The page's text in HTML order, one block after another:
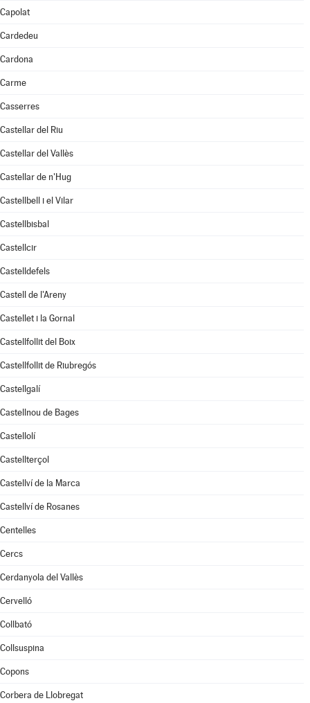
Capolat
Cardedeu
Cardona
Carme
Casserres
Castellar del Riu
Castellar del Vallès
Castellar de n'Hug
Castellbell i el Vilar
Castellbisbal
Castellcir
Castelldefels
Castell de l'Areny
Castellet i la Gornal
Castellfollit del Boix
Castellfollit de Riubregós
Castellgalí
Castellnou de Bages
Castellolí
Castellterçol
Castellví de la Marca
Castellví de Rosanes
Centelles
Cercs
Cerdanyola del Vallès
Cervelló
Collbató
Collsuspina
Copons
Corbera de Llobregat